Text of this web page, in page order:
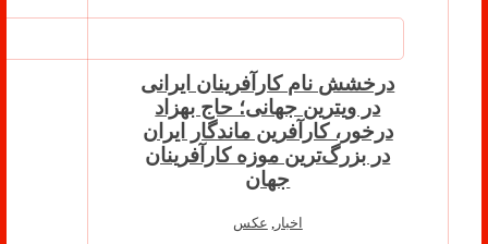
درخشش نام کارآفرینان ایرانی
در ویترین جهانی؛ حاج بهزاد
درخور، کارآفرین ماندگار ایران
در بزرگ‌ترین موزه کارآفرینان
جهان
اخبار عکس